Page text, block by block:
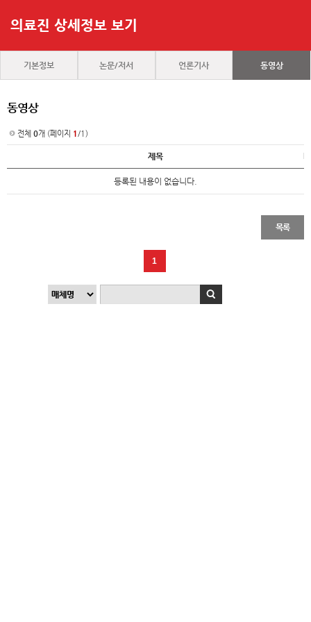
의료진 상세정보 보기
기본정보 논문/저서 언론기사 동영상
동영상
전체 0개 (페이지 1/1)
제목
등록된 내용이 없습니다.
목록
1